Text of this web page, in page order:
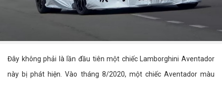
Đây không phải là lần đầu tiên một chiếc Lamborghini Aventador
này bị phát hiện. Vào tháng 8/2020, một chiếc Aventador màu